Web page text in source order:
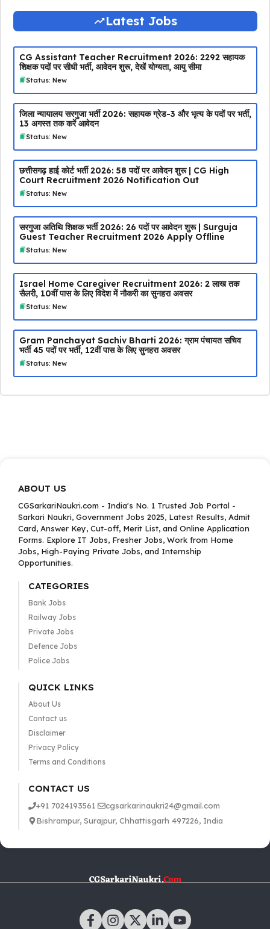
Latest Jobs
CG Assistant Teacher Recruitment 2026: 2292 सहायक
शिक्षक पदों पर सीधी भर्ती, आवेदन शुरू, देखें योग्यता, आयु सीमा
Status: New
जिला न्यायालय सरगुजा भर्ती 2026: सहायक ग्रेड-3 और भृत्य के पदों पर भर्ती,
13 अगस्त तक करें आवेदन
Status: New
छत्तीसगढ़ हाई कोर्ट भर्ती 2026: 58 पदों पर आवेदन शुरू | CG High
Court Recruitment 2026 Notification Out
Status: New
सरगुजा अतिथि शिक्षक भर्ती 2026: 26 पदों पर आवेदन शुरू | Surguja
Guest Teacher Recruitment 2026 Apply Offline
Status: New
Israel Home Caregiver Recruitment 2026: ₹2 लाख तक
सैलरी, 10वीं पास के लिए विदेश में नौकरी का सुनहरा अवसर
Status: New
Gram Panchayat Sachiv Bharti 2026: ग्राम पंचायत सचिव
भर्ती 45 पदों पर भर्ती, 12वीं पास के लिए सुनहरा अवसर
Status: New
ABOUT US
CGSarkariNaukri.com - India's No. 1 Trusted Job Portal -
Sarkari Naukri, Government Jobs 2025, Latest Results, Admit
Card, Answer Key, Cut-off, Merit List, and Online Application
Forms. Explore IT Jobs, Fresher Jobs, Work from Home
Jobs, High-Paying Private Jobs, and Internship
Opportunities.
CATEGORIES
Bank Jobs
Railway Jobs
Private Jobs
Defence Jobs
Police Jobs
QUICK LINKS
About Us
Contact us
Disclaimer
Privacy Policy
Terms and Conditions
CONTACT US
+91 7024193561
cgsarkarinaukri24@gmail.com
Bishrampur, Surajpur, Chhattisgarh 497226, India